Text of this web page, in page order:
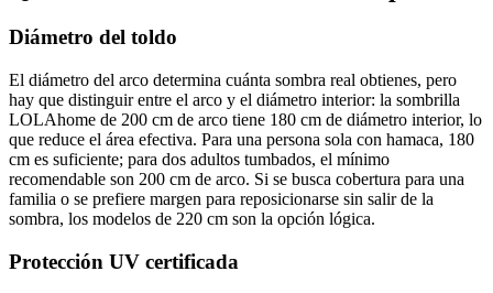
Diámetro del toldo
El diámetro del arco determina cuánta sombra real obtienes, pero
hay que distinguir entre el arco y el diámetro interior: la sombrilla
LOLAhome de 200 cm de arco tiene 180 cm de diámetro interior, lo
que reduce el área efectiva. Para una persona sola con hamaca, 180
cm es suficiente; para dos adultos tumbados, el mínimo
recomendable son 200 cm de arco. Si se busca cobertura para una
familia o se prefiere margen para reposicionarse sin salir de la
sombra, los modelos de 220 cm son la opción lógica.
Protección UV certificada